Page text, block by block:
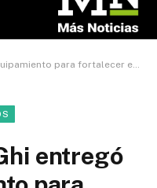
fortalecer el Servicio Alimentario Escolar
entregó